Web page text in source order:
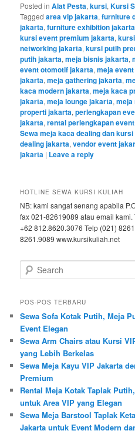
Posted in Alat Pesta,kursi,Kursi
Tagged area vip jakarta,furniture
jakarta,furniture exhibition jakarta
kursi event premium jakarta,
networking jakarta,kursi putih
putih jakarta,meja bisnis jakarta,
event otomotif jakarta,meja
jakarta,meja gathering jakarta,
kaca modern jakarta,meja kaca
jakarta,meja lounge jakarta,meja
properti jakarta,perlengkapan
jakarta,rental perlengkapan
Sewa meja kaca dealing dan
dealing jakarta,vendor event
jakarta | Leave a reply
HOTLINE SEWA KURSI KULIAH
NB: kami sangat senang apabila
fax 021-82619089 atau email
+62 812.8620.3076 Telp (021)
8261.9089 www.kursikuliah.net
Search
POS-POS TERBARU
Sewa Sofa Kotak Putih, Meja
Event Elegan
Sewa Arm Chairs atau Kursi
yang Lebih Berkelas
Sewa Meja Kayu VIP Jakarta
Premium
Rental Meja Kotak Taplak
untuk Area VIP yang Elegan
Sewa Meja Barstool Taplak
Jakarta untuk Event Modern